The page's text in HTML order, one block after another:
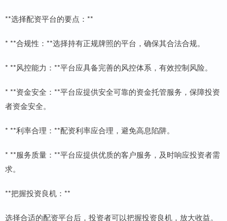
**选择配资平台的要点：**
* **合规性：**选择持有正规牌照的平台，确保其合法合规。
* **风控能力：**平台应具备完善的风控体系，有效控制风险。
* **资金安全：**平台应提供安全可靠的资金托管服务，保障投资
者资金安全。
* **利率合理：**配资利率应合理，避免高息陷阱。
* **服务质量：**平台应提供优质的客户服务，及时响应投资者需
求。
**把握投资良机：**
选择合适的配资平台后，投资者可以把握投资良机，放大收益。